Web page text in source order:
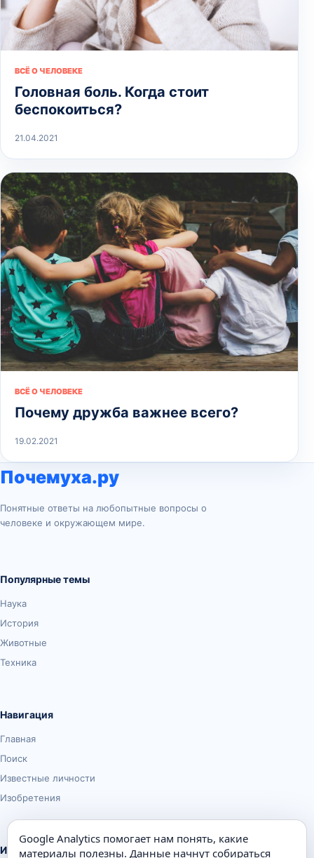
ВСЁ О ЧЕЛОВЕКЕ
Головная боль. Когда стоит
беспокоиться?
21.04.2021
ВСЁ О ЧЕЛОВЕКЕ
Почему дружба важнее всего?
19.02.2021
Почемуха.ру
Понятные ответы на любопытные вопросы о
человеке и окружающем мире.
Популярные темы
Наука
История
Животные
Техника
Навигация
Главная
Поиск
Известные личности
Изобретения
Информация
Google Analytics помогает нам понять, какие
материалы полезны. Данные начнут собираться